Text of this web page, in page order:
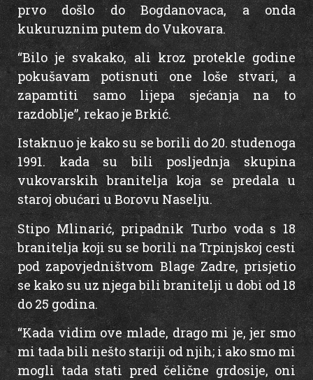
prvo došlo do Bogdanovaca, a onda
kukuruznim putem do Vukovara.
“Bilo je svakako, ali kroz protekle godine
pokušavam potisnuti one loše stvari, a
zapamtiti samo lijepa sjećanja na to
razdoblje”, rekao je Brkić.
Istaknuo je kako su se borili do 20. studenoga
1991. kada su bili posljednja skupina
vukovarskih branitelja koja se predala u
staroj obućari u Borovu Naselju.
Stipo Mlinarić, pripadnik Turbo voda s 18
branitelja koji su se borili na Trpinjskoj cesti
pod zapovjedništvom Blage Zadre, prisjetio
se kako su uz njega bili branitelji u dobi od 18
do 25 godina.
“Kada vidim ove mlade, drago mi je, jer smo
mi tada bili nešto stariji od njih; i ako smo mi
mogli tada stati pred čelične grdosije, oni